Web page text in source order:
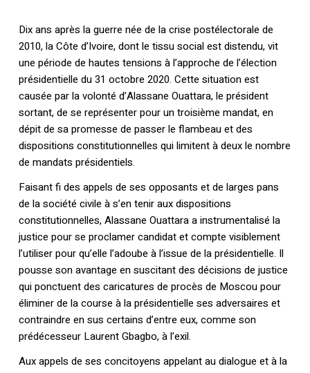
Dix ans après la guerre née de la crise postélectorale de
2010, la Côte d’Ivoire, dont le tissu social est distendu, vit
une période de hautes tensions à l’approche de l’élection
présidentielle du 31 octobre 2020. Cette situation est
causée par la volonté d’Alassane Ouattara, le président
sortant, de se représenter pour un troisième mandat, en
dépit de sa promesse de passer le flambeau et des
dispositions constitutionnelles qui limitent à deux le nombre
de mandats présidentiels.
Faisant fi des appels de ses opposants et de larges pans
de la société civile à s’en tenir aux dispositions
constitutionnelles, Alassane Ouattara a instrumentalisé la
justice pour se proclamer candidat et compte visiblement
l’utiliser pour qu’elle l’adoube à l’issue de la présidentielle. Il
pousse son avantage en suscitant des décisions de justice
qui ponctuent des caricatures de procès de Moscou pour
éliminer de la course à la présidentielle ses adversaires et
contraindre en sus certains d’entre eux, comme son
prédécesseur Laurent Gbagbo, à l’exil.
Aux appels de ses concitoyens appelant au dialogue et à la